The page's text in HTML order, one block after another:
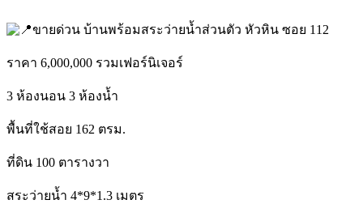
ขายด่วน บ้านพร้อมสระว่ายน้ำส่วนตัว หัวหิน ซอย 112
ราคา 6,000,000 รวมเฟอร์นิเจอร์
3 ห้องนอน 3 ห้องน้ำ
พื้นที่ใช้สอย 162 ตรม.
ที่ดิน 100 ตารางวา
สระว่ายนํ้า 4*9*1.3 เมตร